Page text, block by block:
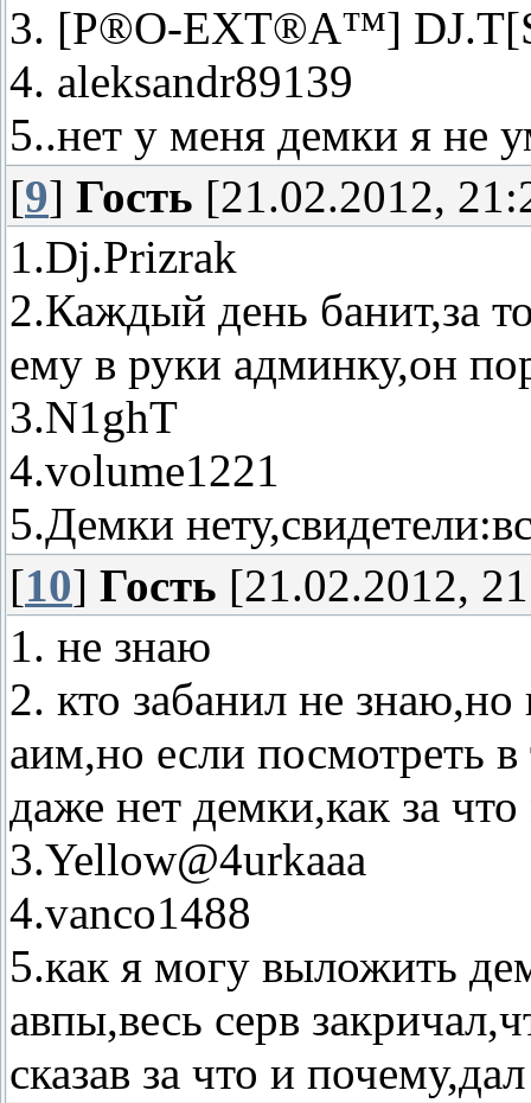
3. [P®O-EXT®A™]
4. aleksandr89139
5..нет у меня демки я не
[9] Гость [21.02.2012,
1.Dj.Prizrak
2.Каждый день банит,за
ему в руки админку,он
3.N1ghT
4.volume1221
5.Демки
[10] Гость [21.02.2012,
1. не знаю
2. кто забанил не знаю,но
аим,но если посмотреть
даже нет демки,как за
3.Yellow@4urkaaa
4.vanco1488
5.как я могу выложить
авпы,весь серв
сказав за что и